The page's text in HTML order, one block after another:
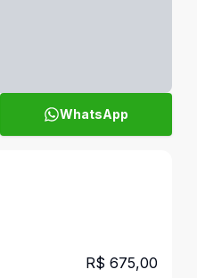
WhatsApp
R$ 675,00